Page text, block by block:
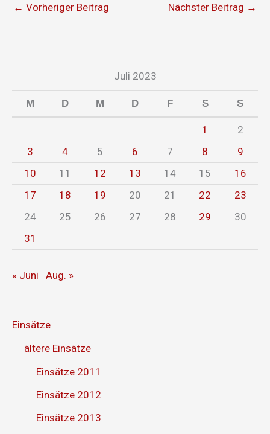
← Vorheriger Beitrag Nächster Beitrag →
Juli 2023
M D M D F S S
1
2
3
4 5 6 7 8
9
10
11 12 13 14 15
16
17
18 19 20 21 22
23
24
25 26 27 28 29
30
31
« Juni Aug. »
Einsätze
ältere Einsätze
Einsätze 2011
Einsätze 2012
Einsätze 2013